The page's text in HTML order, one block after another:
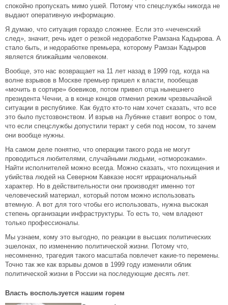
спокойно пропускать мимо ушей. Потому что спецслужбы никогда не
выдают оперативную информацию.
Я думаю, что ситуация гораздо сложнее. Если это «чеченский
след», значит, речь идет о резкой недоработке Рамзана Кадырова. А
стало быть, и недоработке премьера, которому Рамзан Кадыров
является ближайшим человеком.
Вообще, это нас возвращает на 11 лет назад в 1999 год, когда на
волне взрывов в Москве премьер пришел к власти, пообещав
«мочить в сортире» боевиков, потом привел отца нынешнего
президента Чечни, а в конце концов отменил режим чрезвычайной
ситуации в республике. Как будто кто-то нам хочет сказать, что все
это было пустозвонством. И взрыв на Лубянке ставит вопрос о том,
что если спецслужбы допустили теракт у себя под носом, то зачем
они вообще нужны.
На самом деле понятно, что операции такого рода не могут
проводиться любителями, случайными людьми, «отморозками».
Найти исполнителей можно всегда. Можно сказать, что похищения и
убийства людей на Северном Кавказе носят иррациональный
характер. Но в действительности они производят именно тот
человеческий материал, который потом можно использовать
втемную. А вот для того чтобы его использовать, нужна высокая
степень организации инфраструктуры. То есть то, чем владеют
только профессионалы.
Мы узнаем, кому это выгодно, по реакции в высших политических
эшелонах, по изменению политической жизни. Потому что,
несомненно, трагедия такого масштаба повлечет какие-то перемены.
Точно так же как взрывы домов в 1999 году изменили облик
политической жизни в России на последующие десять лет.
Власть воспользуется нашим горем